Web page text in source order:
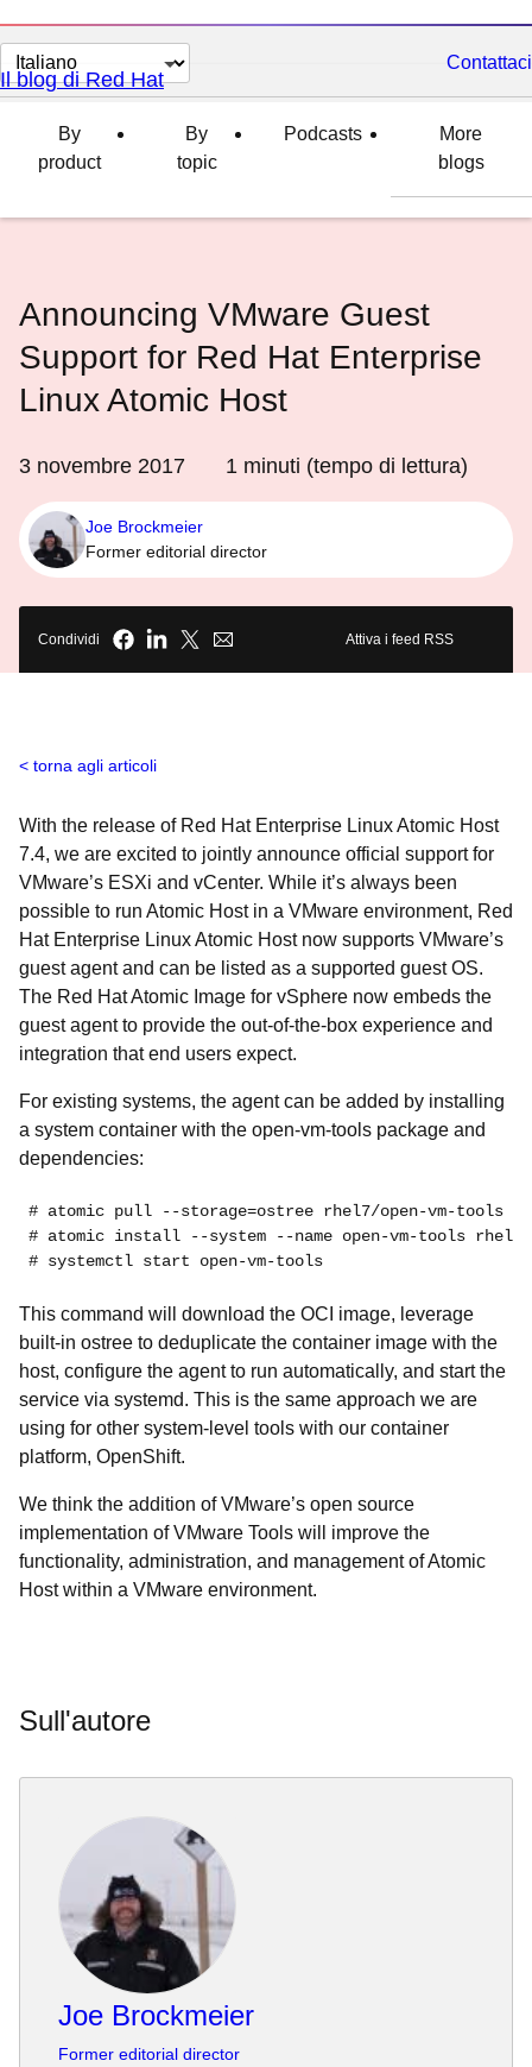
Cambia
lingua
Contattaci
Il blog di Red Hat
By
product
By
topic
Podcasts
More
blogs
Announcing VMware Guest
Support for Red Hat Enterprise
Linux Atomic Host
3 novembre 2017 1 minuti (tempo di lettura)
Joe Brockmeier
Former editorial director
Condividi Attiva i feed RSS
torna agli articoli
With the release of Red Hat Enterprise Linux Atomic Host
7.4, we are excited to jointly announce official support for
VMware’s ESXi and vCenter. While it’s always been
possible to run Atomic Host in a VMware environment, Red
Hat Enterprise Linux Atomic Host now supports VMware’s
guest agent and can be listed as a supported guest OS.
The Red Hat Atomic Image for vSphere now embeds the
guest agent to provide the out-of-the-box experience and
integration that end users expect.
For existing systems, the agent can be added by installing
a system container with the open-vm-tools package and
dependencies:
# atomic pull --storage=ostree rhel7/open-vm-tools
# atomic install --system --name open-vm-tools rhel7/
# systemctl start open-vm-tools
This command will download the OCI image, leverage
built-in ostree to deduplicate the container image with the
host, configure the agent to run automatically, and start the
service via systemd. This is the same approach we are
using for other system-level tools with our container
platform, OpenShift.
We think the addition of VMware’s open source
implementation of VMware Tools will improve the
functionality, administration, and management of Atomic
Host within a VMware environment.
Sull'autore
Joe Brockmeier
Former editorial director